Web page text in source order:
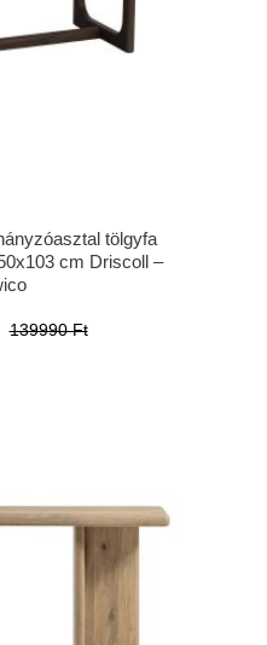
tölgyfa
cm Driscoll –
139990 Ft